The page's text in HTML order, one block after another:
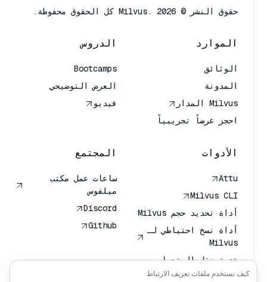
حقوق النشر © Milvus. 2026 كل الحقوق محفوظة.
الموارد
الوثائق
المدونة
Milvus المدار
احجز عرضاً تجريبياً
الدروس
Bootcamps
العرض التوضيحي
فيديو
الأدوات
Attu
Milvus CLI
أداة تحديد حجم Milvus
أداة نسخ احتياطي لـ
Milvus
خدمة نقل المتجهات
(VTS)
المجتمع
ساعات عمل مكتب
ميلفوس
Discord
Github
كيف نستخدم ملفات تعريف الارتباط